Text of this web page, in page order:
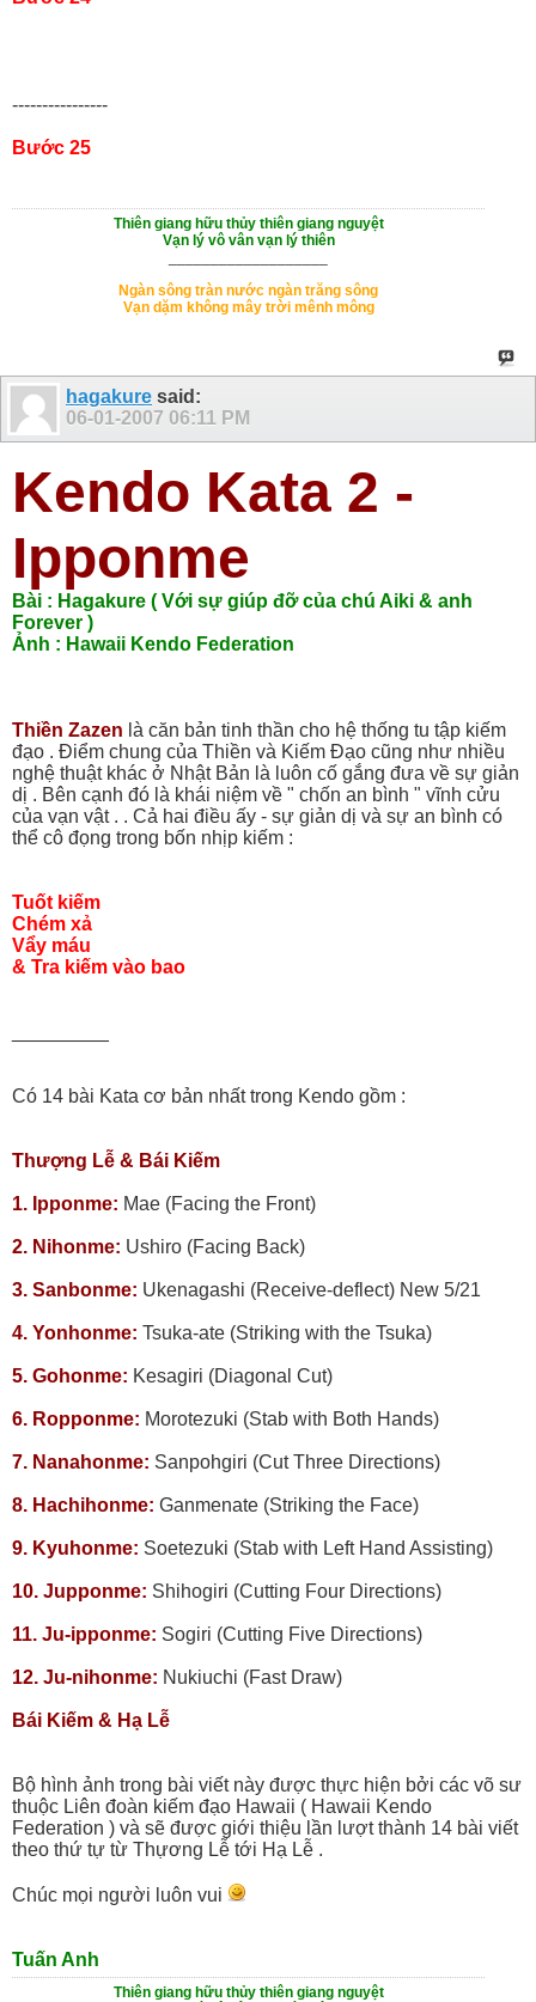
----------------
Bước 25
Thiên giang hữu thủy thiên giang nguyệt
Vạn lý vô vân vạn lý thiên
Ngàn sông tràn nước ngàn trăng sông
Vạn dặm không mây trời mênh mông
hagakure said:
06-01-2007 06:11 PM
Kendo Kata 2 -
Ipponme
Bài : Hagakure ( Với sự giúp đỡ của chú Aiki & anh
Forever )
Ảnh : Hawaii Kendo Federation
Thiền Zazen là căn bản tinh thần cho hệ thống tu tập kiếm
đạo . Điểm chung của Thiền và Kiếm Đạo cũng như nhiều
nghệ thuật khác ở Nhật Bản là luôn cố gắng đưa về sự giản
dị . Bên cạnh đó là khái niệm về " chốn an bình " vĩnh cửu
của vạn vật . . Cả hai điều ấy - sự giản dị và sự an bình có
thể cô đọng trong bốn nhịp kiếm :
Tuốt kiếm
Chém xả
Vẩy máu
& Tra kiếm vào bao
Có 14 bài Kata cơ bản nhất trong Kendo gồm :
Thượng Lễ & Bái Kiếm
1. Ipponme: Mae (Facing the Front)
2. Nihonme: Ushiro (Facing Back)
3. Sanbonme: Ukenagashi (Receive-deflect) New 5/21
4. Yonhonme: Tsuka-ate (Striking with the Tsuka)
5. Gohonme: Kesagiri (Diagonal Cut)
6. Ropponme: Morotezuki (Stab with Both Hands)
7. Nanahonme: Sanpohgiri (Cut Three Directions)
8. Hachihonme: Ganmenate (Striking the Face)
9. Kyuhonme: Soetezuki (Stab with Left Hand Assisting)
10. Jupponme: Shihogiri (Cutting Four Directions)
11. Ju-ipponme: Sogiri (Cutting Five Directions)
12. Ju-nihonme: Nukiuchi (Fast Draw)
Bái Kiếm & Hạ Lễ
Bộ hình ảnh trong bài viết này được thực hiện bởi các võ sư
thuộc Liên đoàn kiếm đạo Hawaii ( Hawaii Kendo
Federation ) và sẽ được giới thiệu lần lượt thành 14 bài viết
theo thứ tự từ Thựơng Lễ tới Hạ Lễ .
Chúc mọi người luôn vui
Tuấn Anh
Thiên giang hữu thủy thiên giang nguyệt